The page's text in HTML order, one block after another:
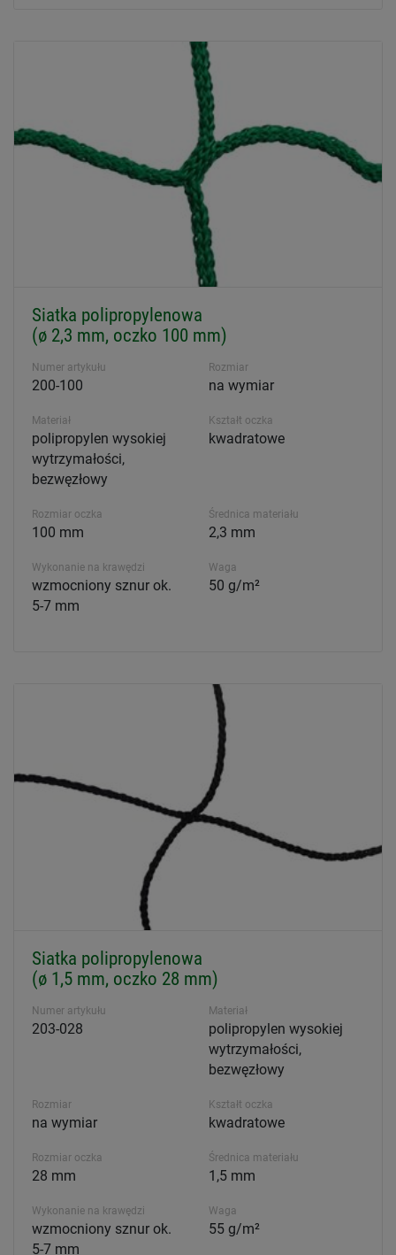
Siatka polipropylenowa
(ø 2,3 mm, oczko 100 mm)
Numer artykułu
200-100
Rozmiar
na wymiar
Materiał
polipropylen wysokiej
wytrzymałości,
bezwęzłowy
Kształt oczka
kwadratowe
Rozmiar oczka
100 mm
Średnica materiału
2,3 mm
Wykonanie na krawędzi
wzmocniony sznur ok.
5-7 mm
Waga
50 g/m²
Siatka polipropylenowa
(ø 1,5 mm, oczko 28 mm)
Numer artykułu
203-028
Materiał
polipropylen wysokiej
wytrzymałości,
bezwęzłowy
Rozmiar
na wymiar
Kształt oczka
kwadratowe
Rozmiar oczka
28 mm
Średnica materiału
1,5 mm
Wykonanie na krawędzi
wzmocniony sznur ok.
5-7 mm
Waga
55 g/m²